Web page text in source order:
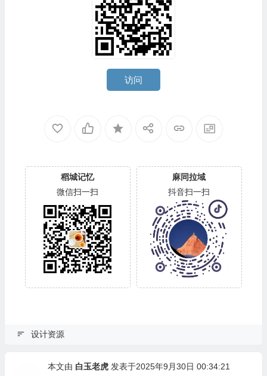
访问
稻城记忆
微信扫一扫
麻同拉域
抖音扫一扫
设计资源
本文由 白玉老虎 发表于2025年9月30日 00:34:21